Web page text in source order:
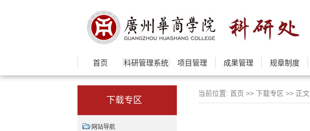
首页 科研管理系统 项目管理 成果管理 规章制度
下载专区
网站导航
当前位置: 首页 >> 下载专区 >> 正文